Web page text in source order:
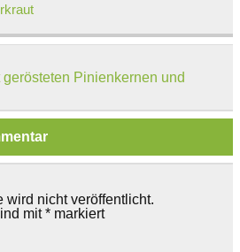
Pinienkernen und
wird nicht veröffentlicht.
mit* markiert